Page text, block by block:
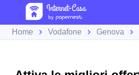
Home Vodafone Genova